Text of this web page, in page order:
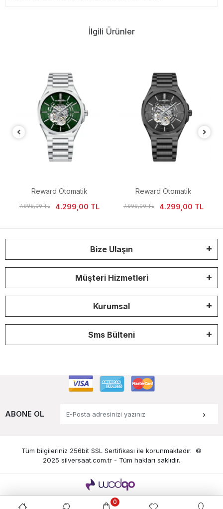
İlgili Ürünler
Reward Otomatik
Mekanizma İskelet Kadran
7.999,00 TL 4.299,00 TL
Reward Otomatik
Mekanizma İskelet Kadran
7.999,00 TL 4.299,00 TL
Bize Ulaşın
Müşteri Hizmetleri
Kurumsal
Sms Bülteni
ABONE OL
Tüm bilgileriniz 256bit SSL Sertifikası ile korunmaktadır. ©
2025 silversaat.com.tr - Tüm hakları saklıdır.
0